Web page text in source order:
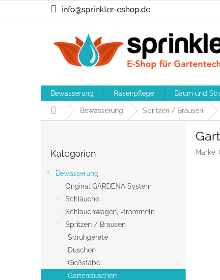
springen
info@sprinkler-eshop.de
Bewässerung Rasenpflege Baum und
StartseiteBewässerung Spritzen / Brausen
überspringen
Kategorien
Bewässerung
Original GARDENA System
Schläuche
Schlauchwagen, -trommeln
Spritzen / Brausen
Sprühgeräte
Duschen
Gießstäbe
Gartenduschen
Marke: